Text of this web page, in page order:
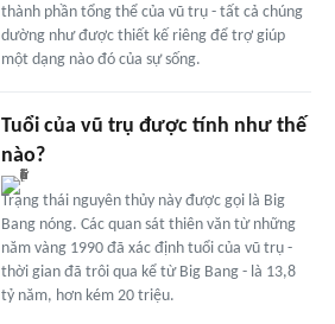
thành phần tổng thể của vũ trụ - tất cả chúng
dường như được thiết kế riêng để trợ giúp
một dạng nào đó của sự sống.
Tuổi của vũ trụ được tính như thế
nào?
Trạng thái nguyên thủy này được gọi là Big
Bang nóng. Các quan sát thiên văn từ những
năm vàng 1990 đã xác định tuổi của vũ trụ -
thời gian đã trôi qua kể từ Big Bang - là 13,8
tỷ năm, hơn kém 20 triệu.